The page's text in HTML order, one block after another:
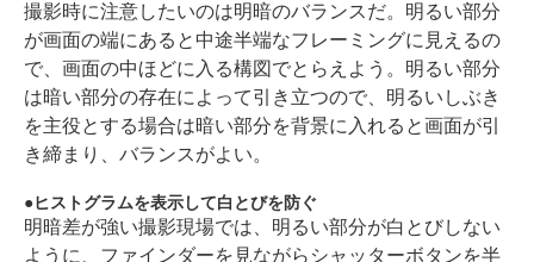
撮影時に注意したいのは明暗のバランスだ。明るい部分
が画面の端にあると中途半端なフレーミングに見えるの
で、画面の中ほどに入る構図でとらえよう。明るい部分
は暗い部分の存在によって引き立つので、明るいしぶき
を主役とする場合は暗い部分を背景に入れると画面が引
き締まり、バランスがよい。
ヒストグラムを表示して白とびを防ぐ
明暗差が強い撮影現場では、明るい部分が白とびしない
ように、ファインダーを見ながらシャッターボタンを半